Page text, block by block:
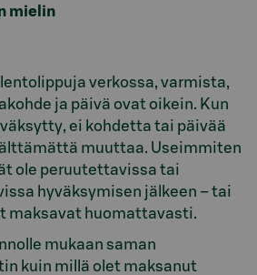
mielin
verkossa, varmista,
ja päivä ovat oikein. Kun
ei kohdetta tai päivää
muuttaa. Useimmiten
ole peruutettavissa tai
hyväksymisen jälkeen – tai
maksavat huomattavasti.
mukaan saman
kuin millä olet maksanut